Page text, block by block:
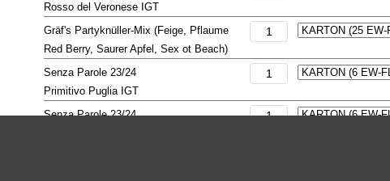
Rosso del Veronese IGT
Gräf's Partyknüller-Mix (Feige, Pflaume
Red Berry, Saurer Apfel, Sex ot Beach)
Senza Parole 23/24
Primitivo Puglia IGT
Senza Parole 23/24